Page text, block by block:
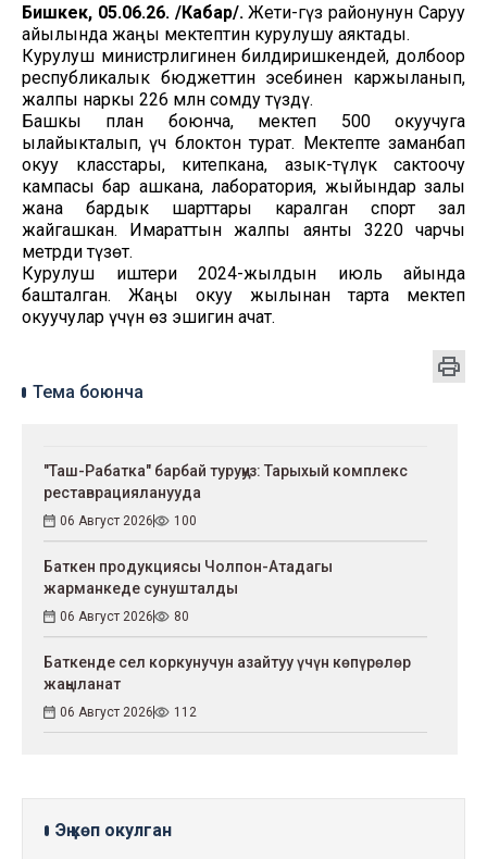
Бишкек, 05.06.26. /Кабар/. Жети-Өгүз районунун Саруу
айылында жаңы мектептин курулушу аяктады.
Курулуш министрлигинен билдиришкендей, долбоор
республикалык бюджеттин эсебинен каржыланып,
жалпы наркы 226 млн сомду түздү.
Башкы план боюнча, мектеп 500 окуучуга
ылайыкталып, үч блоктон турат. Мектепте заманбап
окуу класстары, китепкана, азык-түлүк сактоочу
кампасы бар ашкана, лаборатория, жыйындар залы
жана бардык шарттары каралган спорт зал
жайгашкан. Имараттын жалпы аянты 3220 чарчы
метрди түзөт.
Курулуш иштери 2024-жылдын июль айында
башталган. Жаңы окуу жылынан тарта мектеп
окуучулар үчүн өз эшигин ачат.
Тема боюнча
"Таш-Рабатка" барбай туруңуз: Тарыхый комплекс
реставрацияланууда
06 Август 2026 100
Баткен продукциясы Чолпон-Атадагы
жарманкеде сунушталды
06 Август 2026 80
Баткенде сел коркунучун азайтуу үчүн көпүрөлөр
жаңыланат
06 Август 2026 112
Эң көп окулган